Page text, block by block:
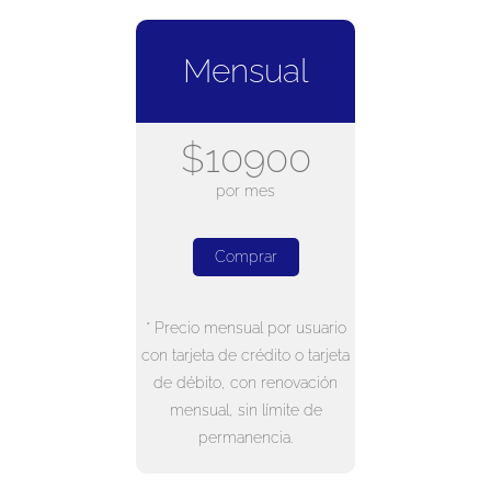
Mensual
$10900
por mes
Comprar
* Precio mensual por usuario
con tarjeta de crédito o tarjeta
de débito, con renovación
mensual, sin límite de
permanencia.